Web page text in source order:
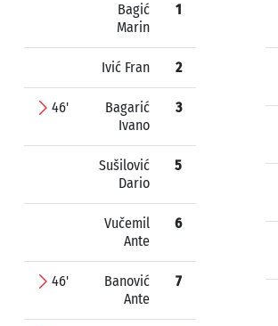
Bagić
Marin
1
Ivić Fran 2
46'
Bagarić
Ivano
3
Sušilović
Dario
5
Vučemil
Ante
6
46'
Banović
Ante
7